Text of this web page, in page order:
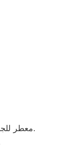
معطر للجو والمفروشات . يدوم لساعات طويلة.